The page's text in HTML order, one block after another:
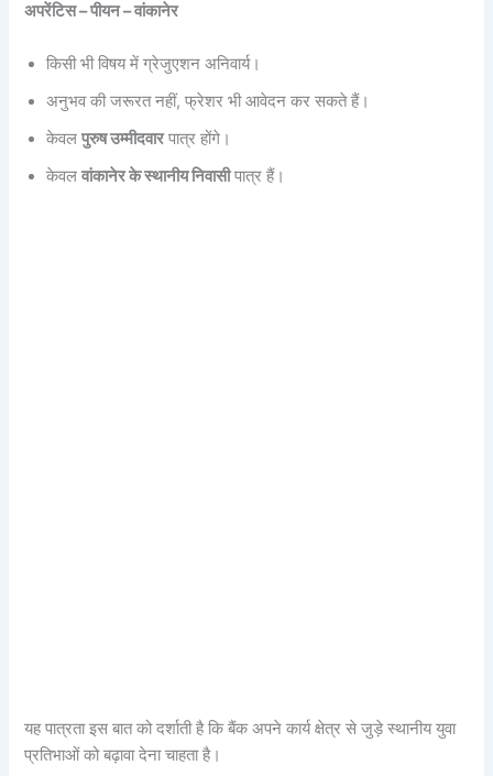
अपरेंटिस – पीयन – वांकानेर
किसी भी विषय में ग्रेजुएशन अनिवार्य।
अनुभव की जरूरत नहीं, फ्रेशर भी आवेदन कर सकते हैं।
केवलपुरुष उम्मीदवारपात्र होंगे।
केवलवांकानेर के स्थानीय निवासीपात्र हैं।
यह पात्रता इस बात को दर्शाती है कि बैंक अपने कार्य क्षेत्र से जुड़े स्थानीय युवा
प्रतिभाओं को बढ़ावा देना चाहता है।